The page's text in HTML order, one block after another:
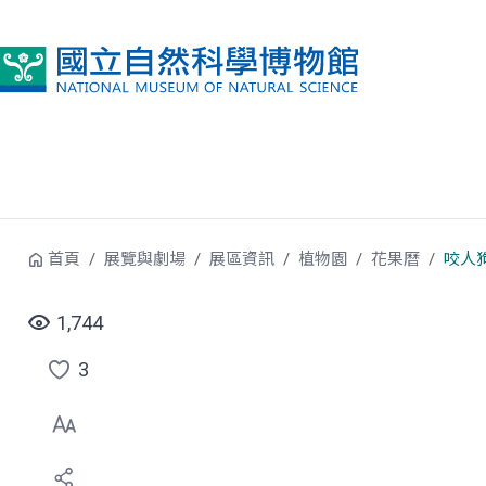
首頁 展覽與劇場 展區資訊 植物園 花果曆 咬人
1,744
點
選
喜
3